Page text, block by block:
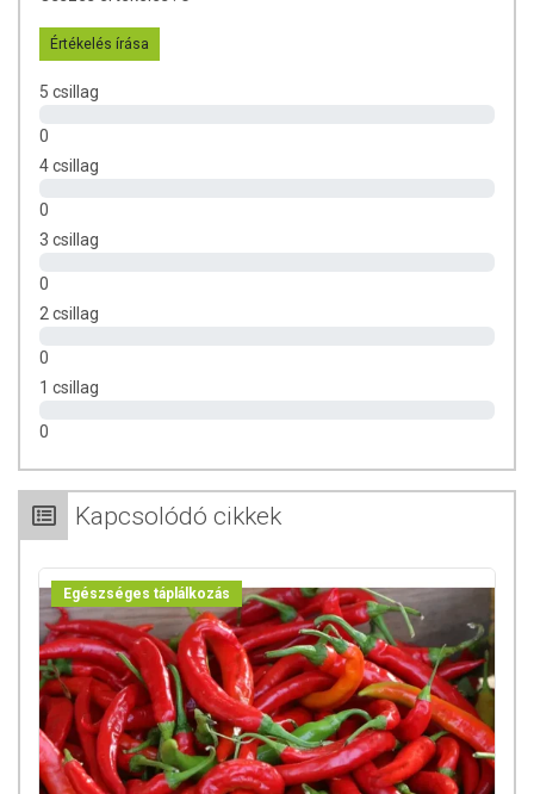
Értékelés írása
5 csillag
0
4 csillag
0
3 csillag
0
2 csillag
0
1 csillag
0
Kapcsolódó cikkek
Egészséges táplálkozás